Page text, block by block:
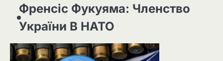
Френсіс Фукуяма: Членство
України В НАТО